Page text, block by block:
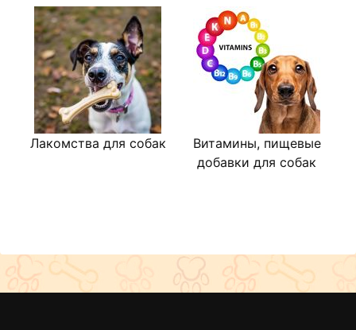
Лакомства для собак
Витамины, пищевые
добавки для собак